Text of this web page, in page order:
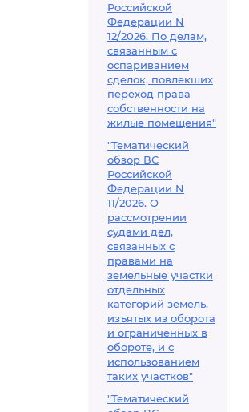
Российской
Федерации N
12/2026. По делам,
связанным с
оспариванием
сделок, повлекших
переход права
собственности на
жилые помещения"
"Тематический
обзор ВС
Российской
Федерации N
11/2026. О
рассмотрении
судами дел,
связанных с
правами на
земельные участки
отдельных
категорий земель,
изъятых из оборота
и ограниченных в
обороте, и с
использованием
таких участков"
"Тематический